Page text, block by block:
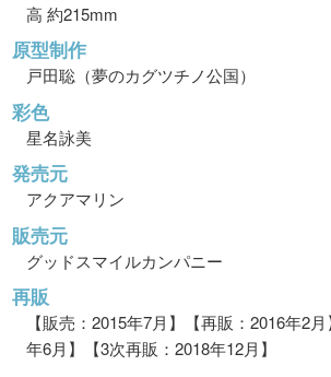
高 約215mm
原型制作
戸田聡（夢のカグツチノ公国）
彩色
星名詠美
発売元
アクアマリン
販売元
グッドスマイルカンパニー
再販
【販売：2015年7月】【再販：2016年2
年6月】【3次再販：2018年12月】